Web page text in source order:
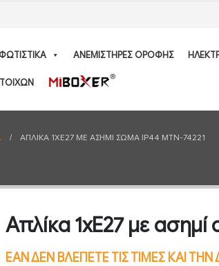
ΦΩΤΙΣΤΙΚΑ ΑΝΕΜΙΣΤΗΡΕΣ ΟΡΟΦΗΣ
ΤΟΙΧΩΝ
ΑΠΛΊΚΑ 1XE27 ΜΕ ΑΣΗΜΊ ΣΏΜΑ IP44 MTN-74221
Απλίκα 1xE27 με
ΕΑΝ ΔΕΝ ΒΛΕΠΕΤΕ ΤΙΣ ΤΙΜΕΣ ΚΑΙ